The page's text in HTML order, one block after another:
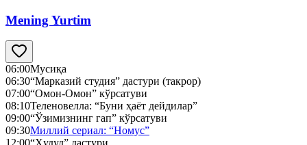
Mening Yurtim
06:00Мусиқа
06:30“Марказий студия” дастури (такрор)
07:00“Омон-Омон” кўрсатуви
08:10Теленовелла: “Буни ҳаёт дейдилар”
09:00“Ўзимизнинг гап” кўрсатуви
09:30Миллий сериал: “Номус”